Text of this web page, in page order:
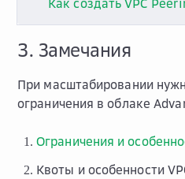
Как создать VPC
3. Замечания
При масштабировании
ограничения в облаке
Ограничения и
Квоты и особенности